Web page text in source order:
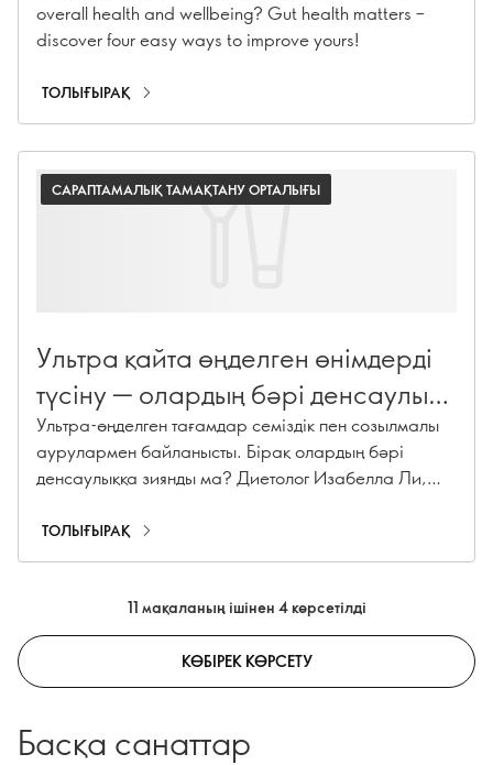
overall health and wellbeing? Gut health matters –
discover four easy ways to improve yours!
ТОЛЫҒЫРАҚ
САРАПТАМАЛЫҚ ТАМАҚТАНУ ОРТАЛЫҒЫ
Ультра қайта өңделген өнімдерді
түсіну — олардың бәрі денсаулық
үшін зиянды ма?
Ультра-өңделген тағамдар семіздік пен созылмалы
аурулармен байланысты. Бірақ олардың бәрі
денсаулыққа зиянды ма? Диетолог Изабелла Ли,
ТОЛЫҒЫРАҚ
11 мақаланың ішінен 4 көрсетілді
КӨБІРЕК КӨРСЕТУ
Басқа санаттар